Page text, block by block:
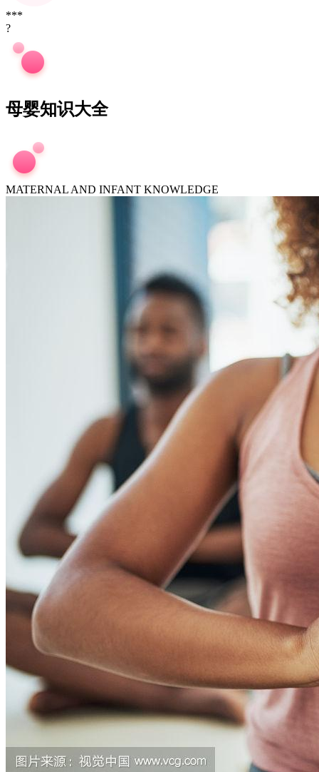
***
?
母婴知识大全
MATERNAL AND INFANT KNOWLEDGE